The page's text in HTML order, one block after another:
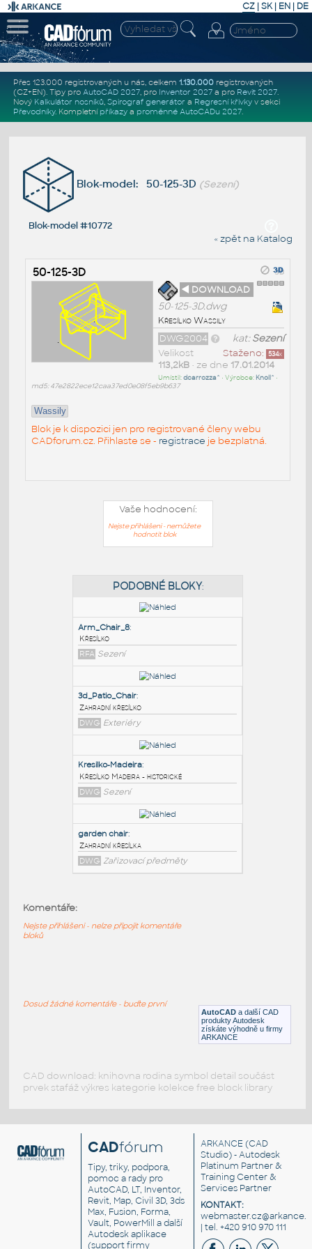
CZ | SK| EN | DE
Přes 123.000 registrovaných u nás, celkem 1.130.000registrovaných
(CZ+EN). Tipy pro AutoCAD 2027, pro Inventor 2027a pro Revit 2027.
Nový Kalkulátor nosníků, Spirograf generátor a Regresní křivkyv sekci
Převodníky. Kompletní příkazya proměnné AutoCADu 2027.
Blok-model: 50-125-3D (Sezení)
Blok-model #10772
« zpět na Katalog
50-125-3D
◄ DOWNLOAD
50-125-3D.dwg
Křesílko Wassily
kat:Sezení
DWG2004
Staženo: 534x
Velikost
113,2kB• ze dne 17.01.2014
Umístil:dcarrozza^ • Výrobce: Knoll^ •
md5: 47e2822ece12caa37ed0e08f5eb9b637
Wassily
Blok je k dispozici jen pro registrované členy webu
CADforum.cz. Přihlaste se - registrace je bezplatná.
Vaše hodnocení:
Nejste přihlášeni - nemůžete
hodnotit blok
PODOBNÉ BLOKY
Arm_Chair_8:
RFA Sezení
3d_Patio_Chair:
Zahradní křesílko
DWG Exteriéry
DWG Sezení
Zařizovací předmětyAutoCAD a další CAD
produkty Autodesk
získáte výhodně u firmy
ARKANCE
Komentáře:
Nejste přihlášeni - nelze připojit komentáře
bloků
Dosud žádné komentáře - buďte první
CAD download: knihovna rodina symbol detail součást
prvek stafáž výkres kategorie kolekce free block library
CADfórum
Tipy, triky, podpora,
pomoc a rady pro
AutoCAD, LT, Inventor,
Revit, Map, Civil 3D, 3ds
Max, Fusion, Forma,
Vault, PowerMill a další
Autodesk aplikace
(support firmy
ARKANCE (CAD
Studio) - Autodesk
Platinum Partner &
Training Center &
Services Partner
KONTAKT:
| tel. +420 910 970 111